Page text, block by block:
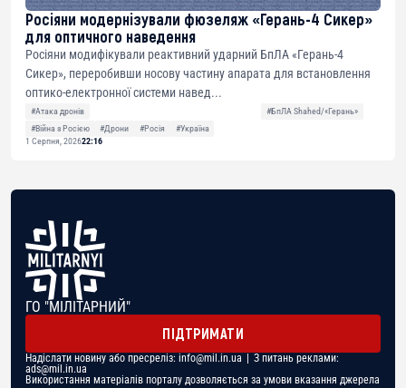
Росіяни модернізували фюзеляж «Герань-4 Сикер»
для оптичного наведення
Росіяни модифікували реактивний ударний БпЛА «Герань-4
Сикер», переробивши носову частину апарата для встановлення
оптико-електронної системи навед...
#Атака дронів
#БпЛА Shahed/«Герань»
#Війна з Росією
#Дрони #Росія
#Україна
1 Серпня, 202622:16
ГО "МІЛІТАРНИЙ"
ПІДТРИМАТИ
Надіслати новину або пресреліз: info@mil.in.ua | З питань реклами:
ads@mil.in.ua
Використання матеріалів порталу дозволяється за умови вказання джерела